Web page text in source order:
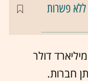
פשרות
הרשויות בארה"ב צפויות לדרוש לפחות 3 מיליארד דולר
חברות.